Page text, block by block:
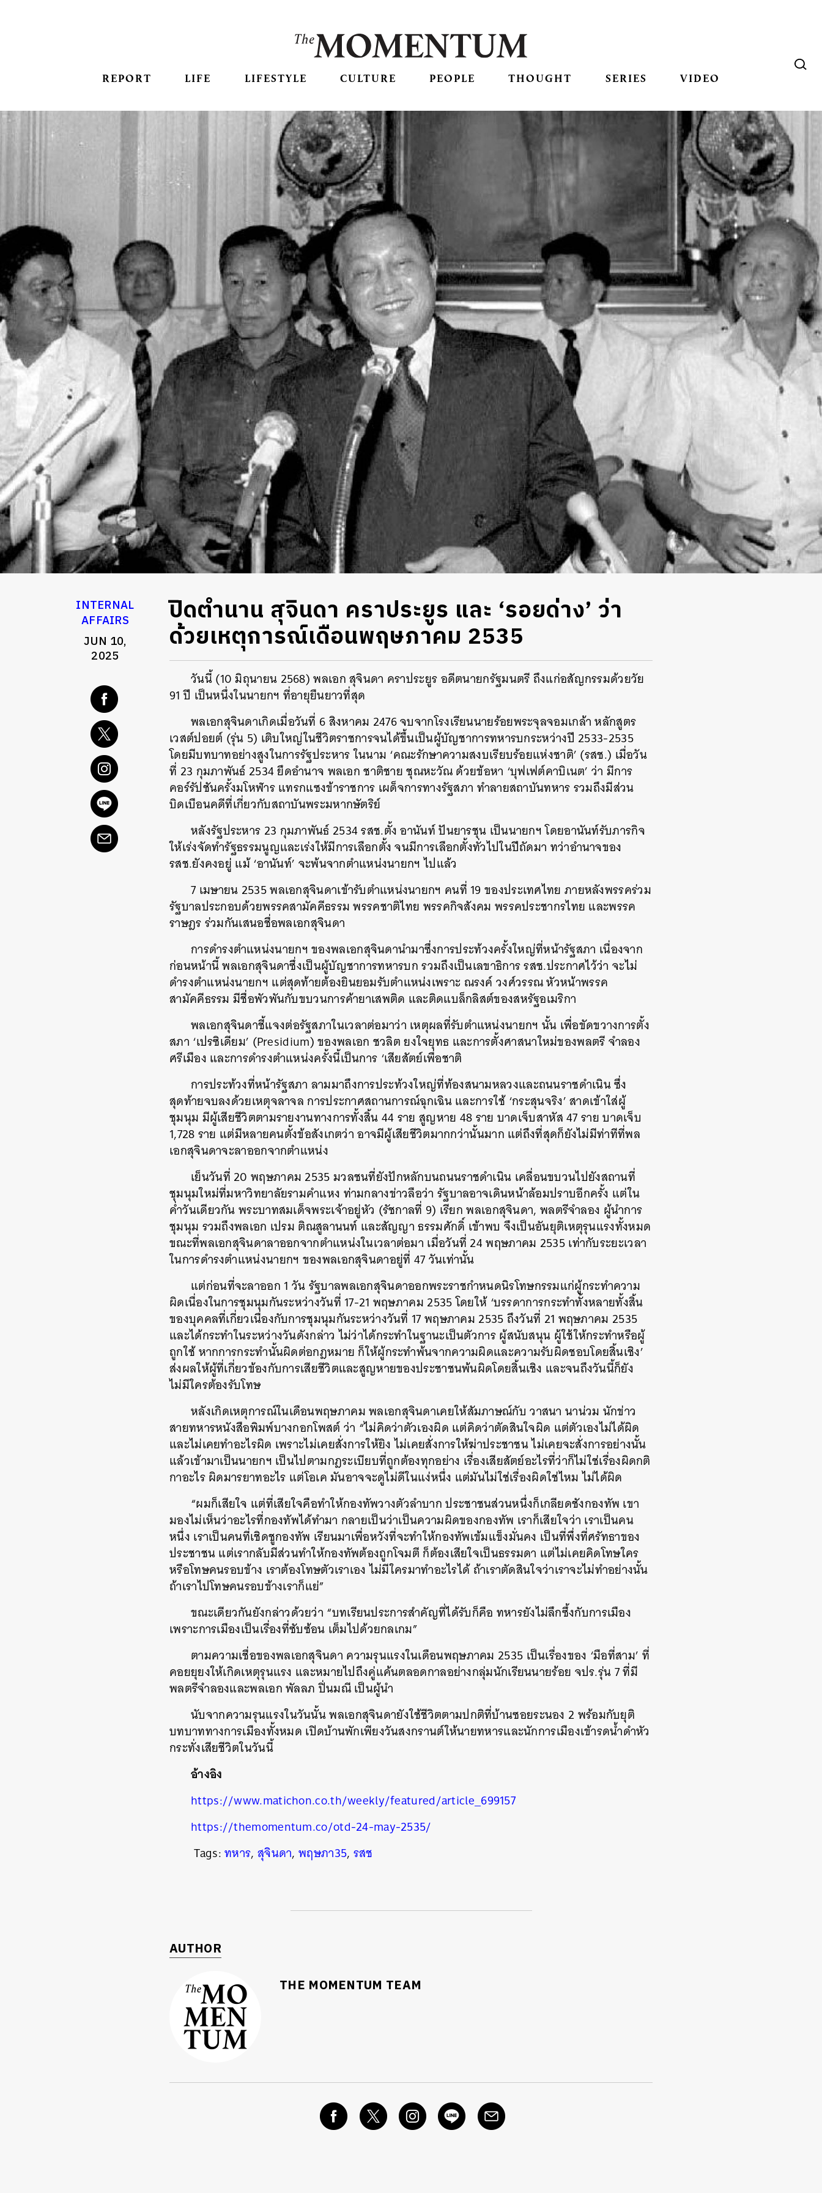
REPORT LIFE LIFESTYLE CULTURE PEOPLE THOUGHT SERIES VIDEO
INTERNAL
AFFAIRS
JUN 10,
2025
ปิดตำนาน สุจินดา คราประยูร และ ‘รอยด่าง’ ว่า
ด้วยเหตุการณ์เดือนพฤษภาคม 2535
วันนี้ (10 มิถุนายน 2568) พลเอก สุจินดา คราประยูร อดีตนายกรัฐมนตรี ถึงแก่อสัญกรรมด้วยวัย
91 ปี เป็นหนึ่งในนายกฯ ที่อายุยืนยาวที่สุด
พลเอกสุจินดาเกิดเมื่อวันที่ 6 สิงหาคม 2476 จบจากโรงเรียนนายร้อยพระจุลจอมเกล้า หลักสูตร
เวสต์ปอยต์ (รุ่น 5) เติบใหญ่ในชีวิตราชการจนได้ขึ้นเป็นผู้บัญชาการทหารบกระหว่างปี 2533-2535
โดยมีบทบาทอย่างสูงในการรัฐประหาร ในนาม ‘คณะรักษาความสงบเรียบร้อยแห่งชาติ’ (รสช.) เมื่อวัน
ที่ 23 กุมภาพันธ์ 2534 ยึดอำนาจ พลเอก ชาติชาย ชุณหะวัณ ด้วยข้อหา ‘บุฟเฟต์คาบิเนต’ ว่า มีการ
คอร์รัปชันครั้งมโหฬาร แทรกแซงข้าราชการ เผด็จการทางรัฐสภา ทำลายสถาบันทหาร รวมถึงมีส่วน
บิดเบือนคดีที่เกี่ยวกับสถาบันพระมหากษัตริย์
หลังรัฐประหาร 23 กุมภาพันธ์ 2534 รสช.ตั้ง อานันท์ ปันยารชุน เป็นนายกฯ โดยอานันท์รับภารกิจ
ให้เร่งจัดทำรัฐธรรมนูญและเร่งให้มีการเลือกตั้ง จนมีการเลือกตั้งทั่วไปในปีถัดมา ทว่าอำนาจของ
รสช.ยังคงอยู่ แม้ ‘อานันท์’ จะพ้นจากตำแหน่งนายกฯ ไปแล้ว
7 เมษายน 2535 พลเอกสุจินดาเข้ารับตำแหน่งนายกฯ คนที่ 19 ของประเทศไทย ภายหลังพรรคร่วม
รัฐบาลประกอบด้วยพรรคสามัคคีธรรม พรรคชาติไทย พรรคกิจสังคม พรรคประชากรไทย และพรรค
ราษฎร ร่วมกันเสนอชื่อพลเอกสุจินดา
การดำรงตำแหน่งนายกฯ ของพลเอกสุจินดานำมาซึ่งการประท้วงครั้งใหญ่ที่หน้ารัฐสภา เนื่องจาก
ก่อนหน้านี้ พลเอกสุจินดาซึ่งเป็นผู้บัญชาการทหารบก รวมถึงเป็นเลขาธิการ รสช.ประกาศไว้ว่า จะไม่
ดำรงตำแหน่งนายกฯ แต่สุดท้ายต้องยินยอมรับตำแหน่งเพราะ ณรงค์ วงศ์วรรณ หัวหน้าพรรค
สามัคคีธรรม มีชื่อพัวพันกับขบวนการค้ายาเสพติด และติดแบล็กลิสต์ของสหรัฐอเมริกา
พลเอกสุจินดาชี้แจงต่อรัฐสภาในเวลาต่อมาว่า เหตุผลที่รับตำแหน่งนายกฯ นั้น เพื่อขัดขวางการตั้ง
สภา ‘เปรซิเดียม’ (Presidium) ของพลเอก ชวลิต ยงใจยุทธ และการตั้งศาสนาใหม่ของพลตรี จำลอง
ศรีเมือง และการดำรงตำแหน่งครั้งนี้เป็นการ ‘เสียสัตย์เพื่อชาติ
การประท้วงที่หน้ารัฐสภา ลามมาถึงการประท้วงใหญ่ที่ท้องสนามหลวงและถนนราชดำเนิน ซึ่ง
สุดท้ายจบลงด้วยเหตุจลาจล การประกาศสถานการณ์ฉุกเฉิน และการใช้ ‘กระสุนจริง’ สาดเข้าใส่ผู้
ชุมนุม มีผู้เสียชีวิตตามรายงานทางการทั้งสิ้น 44 ราย สูญหาย 48 ราย บาดเจ็บสาหัส 47 ราย บาดเจ็บ
1,728 ราย แต่มีหลายคนตั้งข้อสังเกตว่า อาจมีผู้เสียชีวิตมากกว่านั้นมาก แต่ถึงที่สุดก็ยังไม่มีท่าทีที่พล
เอกสุจินดาจะลาออกจากตำแหน่ง
เย็นวันที่ 20 พฤษภาคม 2535 มวลชนที่ยังปักหลักบนถนนราชดำเนิน เคลื่อนขบวนไปยังสถานที่
ชุมนุมใหม่ที่มหาวิทยาลัยรามคำแหง ท่ามกลางข่าวลือว่า รัฐบาลอาจเดินหน้าล้อมปราบอีกครั้ง แต่ใน
ค่ำวันเดียวกัน พระบาทสมเด็จพระเจ้าอยู่หัว (รัชกาลที่ 9) เรียก พลเอกสุจินดา, พลตรีจำลอง ผู้นำการ
ชุมนุม รวมถึงพลเอก เปรม ติณสูลานนท์ และสัญญา ธรรมศักดิ์ เข้าพบ จึงเป็นอันยุติเหตุรุนแรงทั้งหมด
ขณะที่พลเอกสุจินดาลาออกจากตำแหน่งในเวลาต่อมา เมื่อวันที่ 24 พฤษภาคม 2535 เท่ากับระยะเวลา
ในการดำรงตำแหน่งนายกฯ ของพลเอกสุจินดาอยู่ที่ 47 วันเท่านั้น
แต่ก่อนที่จะลาออก 1 วัน รัฐบาลพลเอกสุจินดาออกพระราชกำหนดนิรโทษกรรมแก่ผู้กระทำความ
ผิดเนื่องในการชุมนุมกันระหว่างวันที่ 17-21 พฤษภาคม 2535 โดยให้ ‘บรรดาการกระทำทั้งหลายทั้งสิ้น
ของบุคคลที่เกี่ยวเนื่องกับการชุมนุมกันระหว่างวันที่ 17 พฤษภาคม 2535 ถึงวันที่ 21 พฤษภาคม 2535
และได้กระทำในระหว่างวันดังกล่าว ไม่ว่าได้กระทำในฐานะเป็นตัวการ ผู้สนับสนุน ผู้ใช้ให้กระทำหรือผู้
ถูกใช้ หากการกระทำนั้นผิดต่อกฎหมาย ก็ให้ผู้กระทำพ้นจากความผิดและความรับผิดชอบโดยสิ้นเชิง’
ส่งผลให้ผู้ที่เกี่ยวข้องกับการเสียชีวิตและสูญหายของประชาชนพ้นผิดโดยสิ้นเชิง และจนถึงวันนี้ก็ยัง
ไม่มีใครต้องรับโทษ
หลังเกิดเหตุการณ์ในเดือนพฤษภาคม พลเอกสุจินดาเคยให้สัมภาษณ์กับ วาสนา นาน่วม นักข่าว
สายทหารหนังสือพิมพ์บางกอกโพสต์ ว่า “ไม่คิดว่าตัวเองผิด แต่คิดว่าตัดสินใจผิด แต่ตัวเองไม่ได้ผิด
และไม่เคยทำอะไรผิด เพราะไม่เคยสั่งการให้ยิง ไม่เคยสั่งการให้ฆ่าประชาชน ไม่เคยจะสั่งการอย่างนั้น
แล้วเข้ามาเป็นนายกฯ เป็นไปตามกฎระเบียบที่ถูกต้องทุกอย่าง เรื่องเสียสัตย์อะไรที่ว่าก็ไม่ใช่เรื่องผิดกติ
กาอะไร ผิดมารยาทอะไร แต่โอเค มันอาจจะดูไม่ดีในแง่หนึ่ง แต่มันไม่ใช่เรื่องผิดใช่ไหม ไม่ได้ผิด
“ผมก็เสียใจ แต่ที่เสียใจคือทำให้กองทัพวางตัวลำบาก ประชาชนส่วนหนึ่งก็เกลียดชังกองทัพ เขา
มองไม่เห็นว่าอะไรที่กองทัพได้ทำมา กลายเป็นว่าเป็นความผิดของกองทัพ เราก็เสียใจว่า เราเป็นคน
หนึ่ง เราเป็นคนที่เชิดชูกองทัพ เรียนมาเพื่อหวังที่จะทำให้กองทัพเข้มแข็งมั่นคง เป็นที่พึ่งที่ศรัทธาของ
ประชาชน แต่เรากลับมีส่วนทำให้กองทัพต้องถูกโจมตี ก็ต้องเสียใจเป็นธรรมดา แต่ไม่เคยคิดโทษใคร
หรือโทษคนรอบข้าง เราต้องโทษตัวเราเอง ไม่มีใครมาทำอะไรได้ ถ้าเราตัดสินใจว่าเราจะไม่ทำอย่างนั้น
ถ้าเราไปโทษคนรอบข้างเราก็แย่”
ขณะเดียวกันยังกล่าวด้วยว่า “บทเรียนประการสำคัญที่ได้รับก็คือ ทหารยังไม่ลึกซึ้งกับการเมือง
เพราะการเมืองเป็นเรื่องที่ซับซ้อน เต็มไปด้วยกลเกม”
ตามความเชื่อของพลเอกสุจินดา ความรุนแรงในเดือนพฤษภาคม 2535 เป็นเรื่องของ ‘มือที่สาม’ ที่
คอยยุยงให้เกิดเหตุรุนแรง และหมายไปถึงคู่แค้นตลอดกาลอย่างกลุ่มนักเรียนนายร้อย จปร.รุ่น 7 ที่มี
พลตรีจำลองและพลเอก พัลลภ ปิ่นมณี เป็นผู้นำ
นับจากความรุนแรงในวันนั้น พลเอกสุจินดายังใช้ชีวิตตามปกติที่บ้านซอยระนอง 2 พร้อมกับยุติ
บทบาททางการเมืองทั้งหมด เปิดบ้านพักเพียงวันสงกรานต์ให้นายทหารและนักการเมืองเข้ารดน้ำดำหัว
กระทั่งเสียชีวิตในวันนี้
อ้างอิง
https://www.matichon.co.th/weekly/featured/article_699157
https://themomentum.co/otd-24-may-2535/
Tags:ทหาร, สุจินดา,พฤษภา35, รสช
AUTHOR
THE MOMENTUM TEAM
ค้นหา